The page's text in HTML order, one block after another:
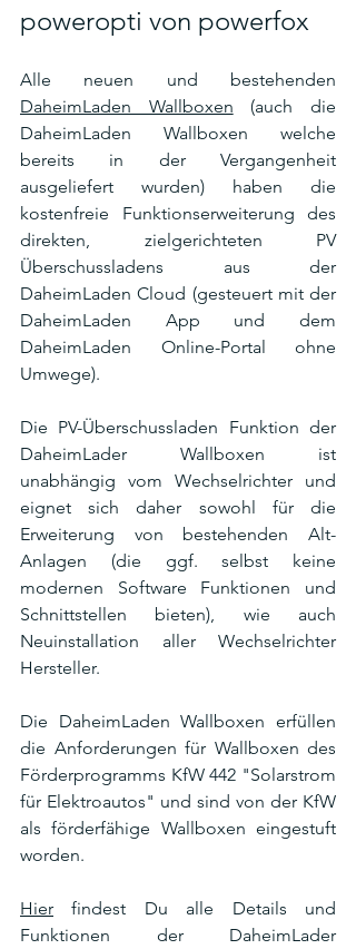
poweropti von powerfox
DaheimLaden Wallboxen (auch die
DaheimLaden Wallboxen welche
bereits in der Vergangenheit
ausgeliefert wurden) haben die
kostenfreie Funktionserweiterung des
direkten, zielgerichteten PV
Überschussladens aus der
DaheimLaden Cloud (gesteuert mit der
DaheimLaden App und dem
DaheimLaden Online-Portal ohne
Umwege).
Die PV-Überschussladen Funktion der
DaheimLader Wallboxen ist
unabhängig vom Wechselrichter und
eignet sich daher sowohl für die
Erweiterung von bestehenden Alt-
Anlagen (die ggf. selbst keine
modernen Software Funktionen und
Schnittstellen bieten), wie auch
Neuinstallation aller Wechselrichter
Hersteller.
Die DaheimLaden Wallboxen erfüllen
die Anforderungen für Wallboxen des
Förderprogramms KfW 442 "Solarstrom
für Elektroautos" und sind von der KfW
als förderfähige Wallboxen eingestuft
worden.
Hier findest Du alle Details und
Funktionen der DaheimLader